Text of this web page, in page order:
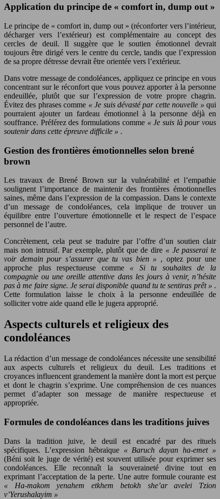
Application du principe de « comfort in, dump out »
Le principe de « comfort in, dump out » (réconforter vers l’intérieur,
décharger vers l’extérieur) est complémentaire au concept des
cercles de deuil. Il suggère que le soutien émotionnel devrait
toujours être dirigé vers le centre du cercle, tandis que l’expression
de sa propre détresse devrait être orientée vers l’extérieur.
Dans votre message de condoléances, appliquez ce principe en vous
concentrant sur le réconfort que vous pouvez apporter à la personne
endeuillée, plutôt que sur l’expression de votre propre chagrin.
Évitez des phrases comme « Je suis dévasté par cette nouvelle »qui
pourraient ajouter un fardeau émotionnel à la personne déjà en
souffrance. Préférez des formulations comme « Je suis là pour vous
soutenir dans cette épreuve difficile » .
Gestion des frontières émotionnelles selon brené
brown
Les travaux de Brené Brown sur la vulnérabilité et l’empathie
soulignent l’importance de maintenir des frontières émotionnelles
saines, même dans l’expression de la compassion. Dans le contexte
d’un message de condoléances, cela implique de trouver un
équilibre entre l’ouverture émotionnelle et le respect de l’espace
personnel de l’autre.
Concrètement, cela peut se traduire par l’offre d’un soutien clair
mais non intrusif. Par exemple, plutôt que de dire « Je passerai te
voir demain pour s’assurer que tu vas bien » , optez pour une
approche plus respectueuse comme « Si tu souhaites de la
compagnie ou une oreille attentive dans les jours à venir, n’hésite
pas à me faire signe. Je serai disponible quand tu te sentiras prêt » .
Cette formulation laisse le choix à la personne endeuillée de
solliciter votre aide quand elle le jugera approprié.
Aspects culturels et religieux des
condoléances
La rédaction d’un message de condoléances nécessite une sensibilité
aux aspects culturels et religieux du deuil. Les traditions et
croyances influencent grandement la manière dont la mort est perçue
et dont le chagrin s’exprime. Une compréhension de ces nuances
permet d’adapter son message de manière respectueuse et
appropriée.
Formules de condoléances dans les traditions juives
Dans la tradition juive, le deuil est encadré par des rituels
spécifiques. L’expression hébraïque « Baruch dayan ha-emet »
(Béni soit le juge de vérité) est souvent utilisée pour exprimer ses
condoléances. Elle reconnaît la souveraineté divine tout en
exprimant l’acceptation de la perte. Une autre formule courante est
« Ha-makom yenahem etkhem betokh she’ar avelei Tzion
v’Yerushalayim »